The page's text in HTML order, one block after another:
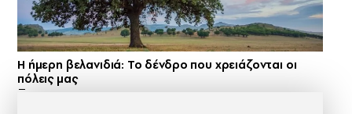
Η ήμερη βελανιδιά: Το δένδρο που χρειάζονται οι
πόλεις μας